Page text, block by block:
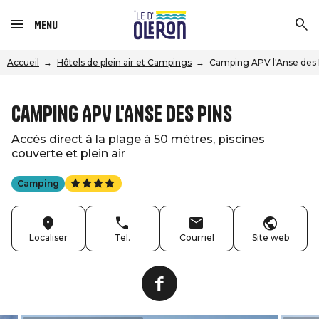
Menu
Accueil Hôtels de plein air et Campings Camping APV l'Anse des
Camping APV l'Anse des Pins
Accès direct à la plage à 50 mètres, piscines
couverte et plein air
Camping
Localiser Tel. Courriel Site web